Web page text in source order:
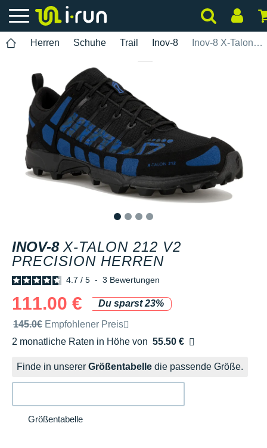
Herren Schuhe Trail Inov-8 Inov-8 X-Talon 212 V2 Precision Herren
INOV-8 X-TALON 212 V2
PRECISION HERREN
4.7 / 5 - 3 Bewertungen
111.00 €
Du sparst 23%
Unverbindliche Preisempfehlung der Marke
145.0€ Empfohlener Preis
2 monatliche Raten in Höhe von 55.50 €
Ohne Zusatzkosten
Finde in unserer Größentabelle die passende Größe.
Größentabelle